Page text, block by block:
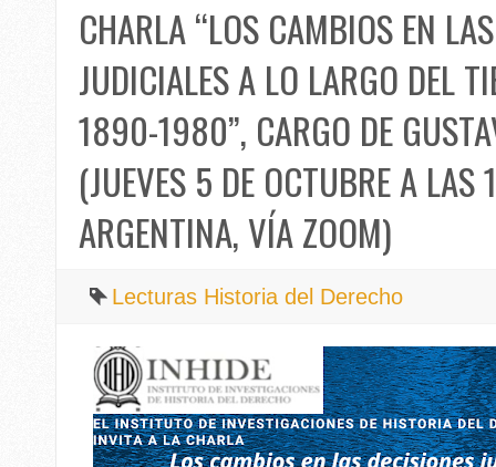
CHARLA “LOS CAMBIOS EN
JUDICIALES A LO LARGO DEL
1890-1980”, CARGO DE
(JUEVES 5 DE OCTUBRE A
ARGENTINA, VÍA ZOOM)
Lecturas Historia del Derecho